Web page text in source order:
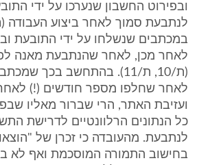
ובפירוט החשבון שנערכו על ידי
במכתבים שנשלחו על ידי התובעת
לאחר מכן, לאחר שהנתבעת מאנה
(ת/10, ת/11). בהתחשב בכך
לאחר שחלפו מספר חודשים (!)
ועזיבת האתר, הרי שברור מאליו
כל הנתונים הרלוונטיים לדרישת
לנתבעת. מהעובדה כי זכרן של
בחישוב התמורה המוסכמת ואף לא